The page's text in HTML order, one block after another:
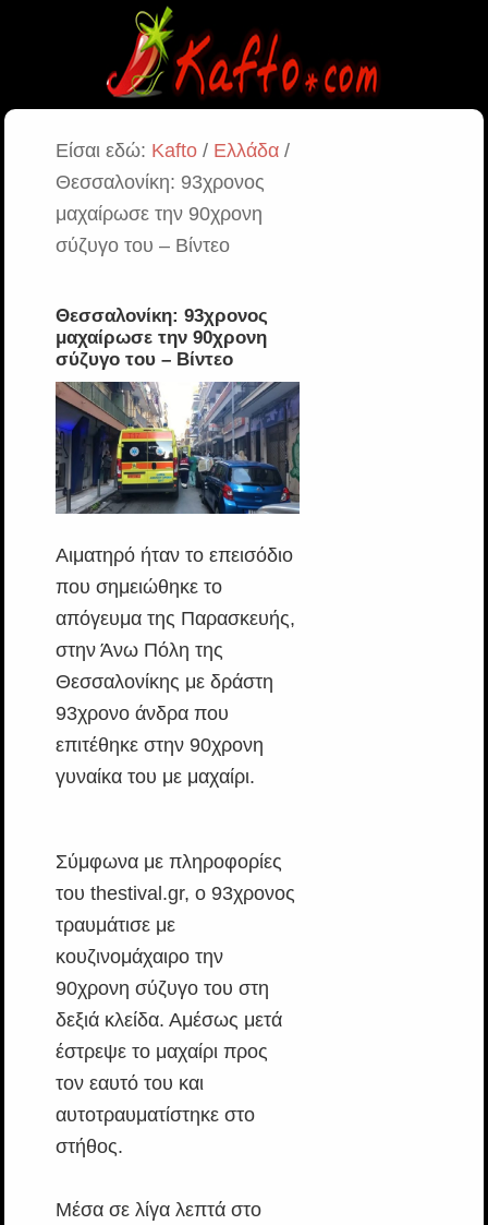
Είσαι εδώ: Kafto/ Ελλάδα/
Θεσσαλονίκη: 93χρονος
μαχαίρωσε την 90χρονη
σύζυγο του – Βίντεο
Θεσσαλονίκη: 93χρονος
μαχαίρωσε την 90χρονη
σύζυγο του – Βίντεο
Αιματηρό ήταν το επεισόδιο
που σημειώθηκε το
απόγευμα της Παρασκευής,
στην Άνω Πόλη της
Θεσσαλονίκης με δράστη
93χρονο άνδρα που
επιτέθηκε στην 90χρονη
γυναίκα του με μαχαίρι.
Σύμφωνα με πληροφορίες
του thestival.gr, ο 93χρονος
τραυμάτισε με
κουζινομάχαιρο την
90χρονη σύζυγο του στη
δεξιά κλείδα. Αμέσως μετά
έστρεψε το μαχαίρι προς
τον εαυτό του και
αυτοτραυματίστηκε στο
στήθος.
Μέσα σε λίγα λεπτά στο